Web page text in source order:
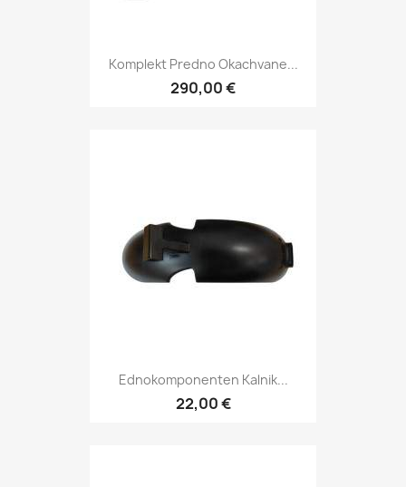
Komplekt Predno Okachvane...
290,00 €
Ednokomponenten Kalnik...
22,00 €